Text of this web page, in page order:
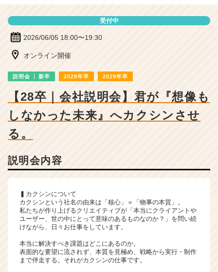
ー・
企
業
か
ら
ス
カ
サ
イ
ト
ア
キ
受付中
2026/06/05 18:00〜19:30
オンライン開催
説明会 新卒 2028年卒 2029年卒
【28卒｜会社説明会】君が『想像も
しなかった未来』へカクシンさせ
る。
説明会内容
▍カクシンについて
カクシンという社名の由来は「核心」＝「物事の本質」。
私たちが作り上げるクリエイティブが「本当にクライアントや
ユーザー、世の中にとって意味のあるものなのか？」を問い続
けながら、日々お仕事をしています。
本当に解決すべき課題はどこにあるのか。
表面的な要望に流されず、本質を見極め、戦略から実行・制作
まで伴走する。それがカクシンの仕事です。